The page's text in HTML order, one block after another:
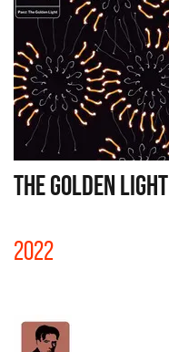
THE GOLDEN LIGHT
2022